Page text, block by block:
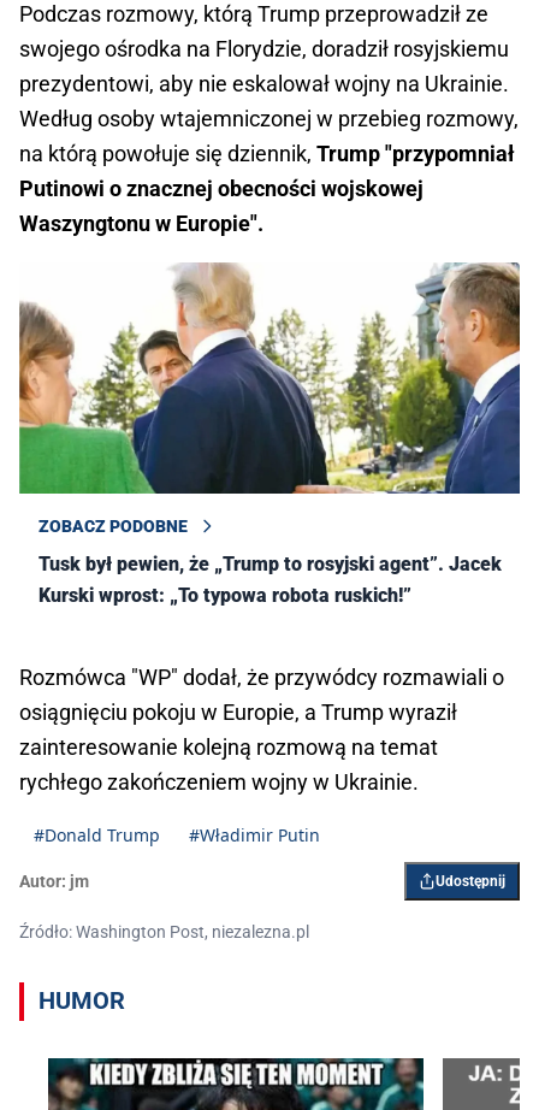
Podczas rozmowy, którą Trump przeprowadził ze
swojego ośrodka na Florydzie, doradził rosyjskiemu
prezydentowi, aby nie eskalował wojny na Ukrainie.
Według osoby wtajemniczonej w przebieg rozmowy,
na którą powołuje się dziennik, Trump "przypomniał
Putinowi o znacznej obecności wojskowej
Waszyngtonu w Europie".
ZOBACZ PODOBNE
Tusk był pewien, że „Trump to rosyjski agent”. Jacek
Kurski wprost: „To typowa robota ruskich!”
Rozmówca "WP" dodał, że przywódcy rozmawiali o
osiągnięciu pokoju w Europie, a Trump wyraził
zainteresowanie kolejną rozmową na temat
rychłego zakończeniem wojny w Ukrainie.
#Donald Trump #Władimir Putin
Autor: jm Udostępnij
Źródło: Washington Post, niezalezna.pl
HUMOR